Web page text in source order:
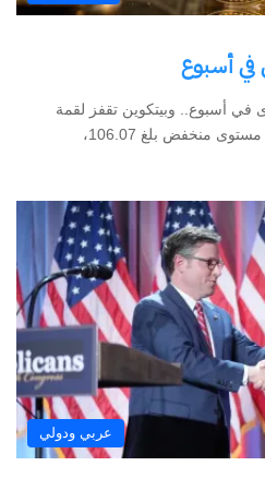
في أسبوع
في أسبوع.. وبيتكوين تقفز لقمة
تاريخية انخفض مؤشر الدولار إلى مستوى منخفض بلغ 106.07،
عربي ودولي